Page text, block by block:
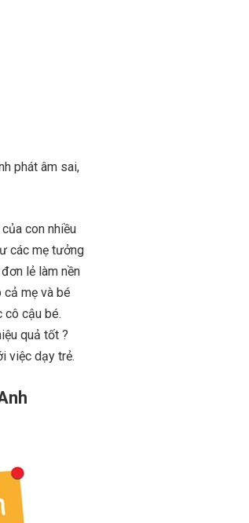
phát âm sai,
con nhiều
các mẹ tưởng
lẻ làm nền
cả mẹ và bé
cô cậu bé.
quả tốt ?
việc dạy trẻ.